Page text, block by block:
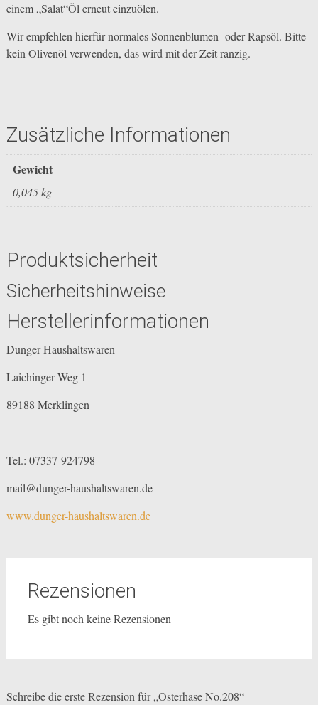
einem „Salat“Öl erneut einzuölen.
Wir empfehlen hierfür normales Sonnenblumen- oder Rapsöl. Bitte
kein Olivenöl verwenden, das wird mit der Zeit ranzig.
Zusätzliche Informationen
Gewicht
0,045 kg
Produktsicherheit
Sicherheitshinweise
Herstellerinformationen
Dunger Haushaltswaren
Laichinger Weg 1
89188 Merklingen
Tel.: 07337-924798
mail@dunger-haushaltswaren.de
www.dunger-haushaltswaren.de
Rezensionen
Es gibt noch keine Rezensionen
Schreibe die erste Rezension für „Osterhase No.208“